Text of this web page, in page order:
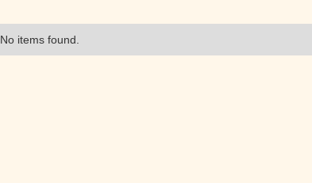
No items found.